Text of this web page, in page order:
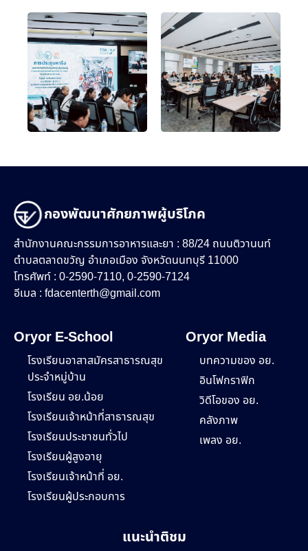
กองพัฒนาศักยภาพผู้บริโภค
สำนักงานคณะกรรมการอาหารและยา : 88/24 ถนนติวานนท์
ตำบลตลาดขวัญ อำเภอเมือง จังหวัดนนทบุรี 11000
โทรศัพท์ : 0-2590-7110, 0-2590-7124
อีเมล : fdacenterth@gmail.com
Oryor E-School
โรงเรียนอาสาสมัครสาธารณสุข
ประจำหมู่บ้าน
โรงเรียน อย.น้อย
โรงเรียนเจ้าหน้าที่สาธารณสุข
โรงเรียนประชาชนทั่วไป
โรงเรียนผู้สูงอายุ
โรงเรียนเจ้าหน้าที่ อย.
โรงเรียนผู้ประกอบการ
Oryor Media
บทความของ อย.
อินโฟกราฟิก
วิดีโอของ อย.
คลังภาพ
เพลง อย.
แนะนำติชม